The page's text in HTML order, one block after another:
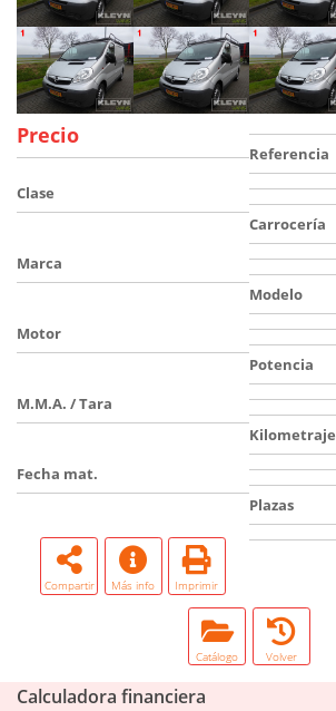
Precio
Referencia
Clase
Carrocería
Marca
Modelo
Motor
Potencia
M.M.A. / Tara
Kilometraje
Fecha mat.
Plazas
Compartir Más info Imprimir
Catálogo Volver
Calculadora financiera